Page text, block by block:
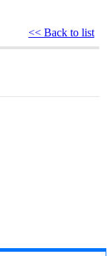
<< Back to list